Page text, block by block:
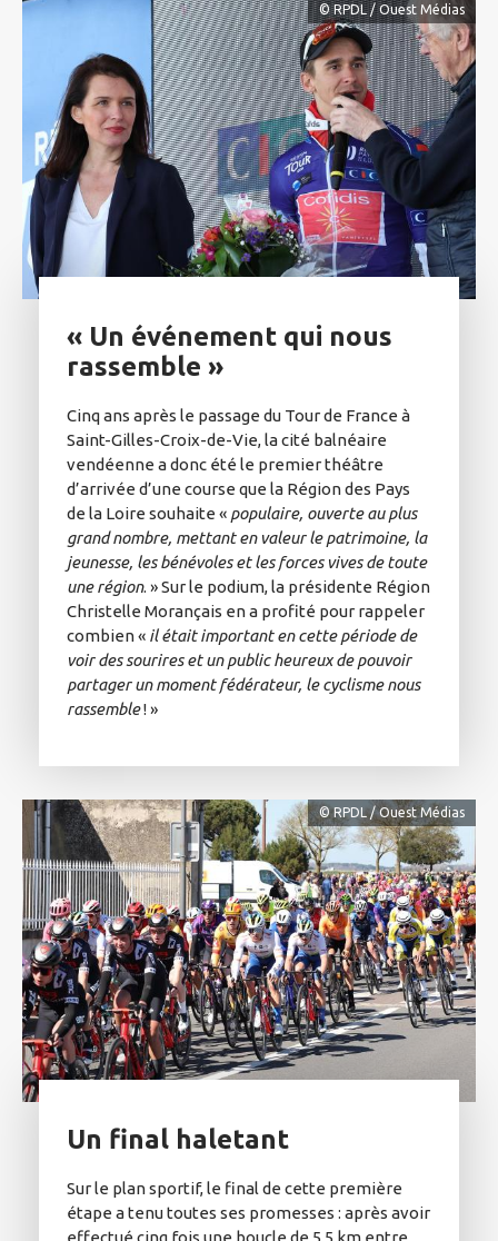
© RPDL / Ouest Médias
« Un événement qui nous
rassemble »
Cinq ans après le passage du Tour de France à
Saint-Gilles-Croix-de-Vie, la cité balnéaire
vendéenne a donc été le premier théâtre
d’arrivée d’une course que la Région des Pays
de la Loire souhaite « populaire, ouverte au plus
grand nombre, mettant en valeur le patrimoine, la
jeunesse, les bénévoles et les forces vives de toute
une région. » Sur le podium, la présidente Région
Christelle Morançais en a profité pour rappeler
combien « il était important en cette période de
voir des sourires et un public heureux de pouvoir
partager un moment fédérateur, le cyclisme nous
rassemble! »
© RPDL / Ouest Médias
Un final haletant
Sur le plan sportif, le final de cette première
étape a tenu toutes ses promesses : après avoir
effectué cinq fois une boucle de 5,5 km entre